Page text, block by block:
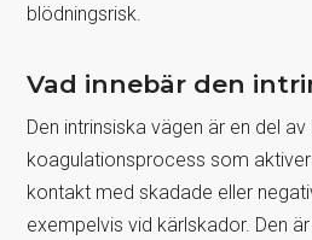
blödningsrisk.
Vad innebär den
Den intrinsiska vägen är en del
koagulationsprocess som
kontakt med skadade eller
exempelvis vid kärlskador. Den